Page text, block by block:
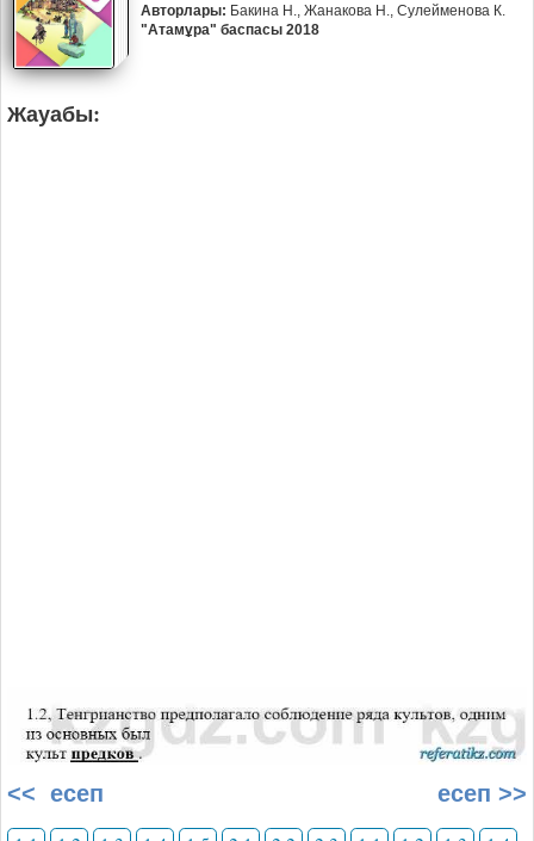
Авторлары: Бакина Н., Жанакова Н., Сулейменова К.
"Атамұра" баспасы 2018
Жауабы:
<< есеп есеп >>